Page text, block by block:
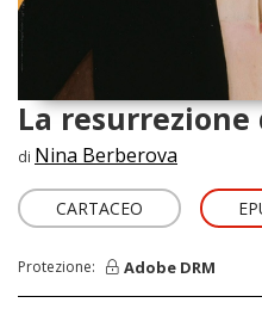
La
di Nina Berberova
CARTACEO
Protezione: Adobe DRM